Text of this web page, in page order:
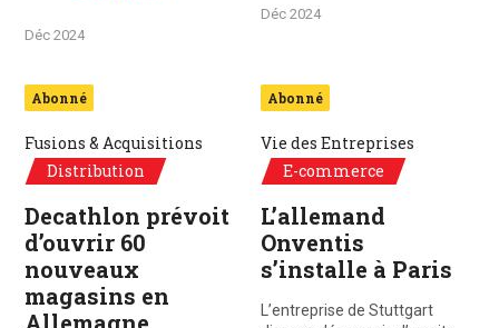
Déc 2024
Déc 2024
Abonné
Fusions & Acquisitions
Distribution
Decathlon prévoit
d’ouvrir 60
nouveaux
magasins en
Abonné
Vie des Entreprises
E-commerce
L’allemand
Onventis
s’installe à Paris
L’entreprise de Stuttgart